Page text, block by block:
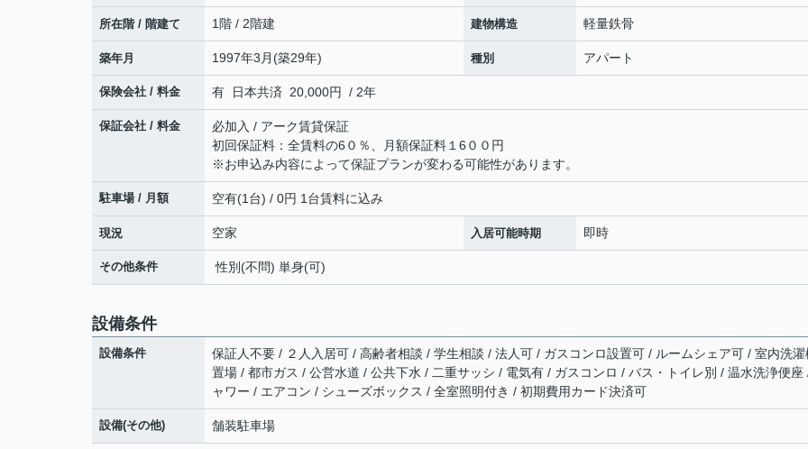
所在階 / 階建て 1階 / 2階建 建物構造 軽量鉄骨
築年月 1997年3月(築29年) 種別 アパート
保険会社 / 料金 有 日本共済 20,000円 / 2年
保証会社 / 料金
必加入 / アーク賃貸保証
初回保証料：全賃料の6０％、月額保証料１6００円
※お申込み内容によって保証プランが変わる可能性があります。
駐車場 / 月額 空有(1台) / 0円 1台賃料に込み
現況 空家 入居可能時期 即時
その他条件 性別(不問) 単身(可)
設備条件
設備条件
保証人不要 / ２人入居可 / 高齢者相談 / 学生相談 / 法人可 / ガスコンロ設置可 / ルームシェア可 / 室内洗濯
置場 / 都市ガス / 公営水道 / 公共下水 / 二重サッシ / 電気有 / ガスコンロ / バス・トイレ別 / 温水洗浄便座
ャワー / エアコン / シューズボックス / 全室照明付き / 初期費用カード決済可
設備(その他) 舗装駐車場